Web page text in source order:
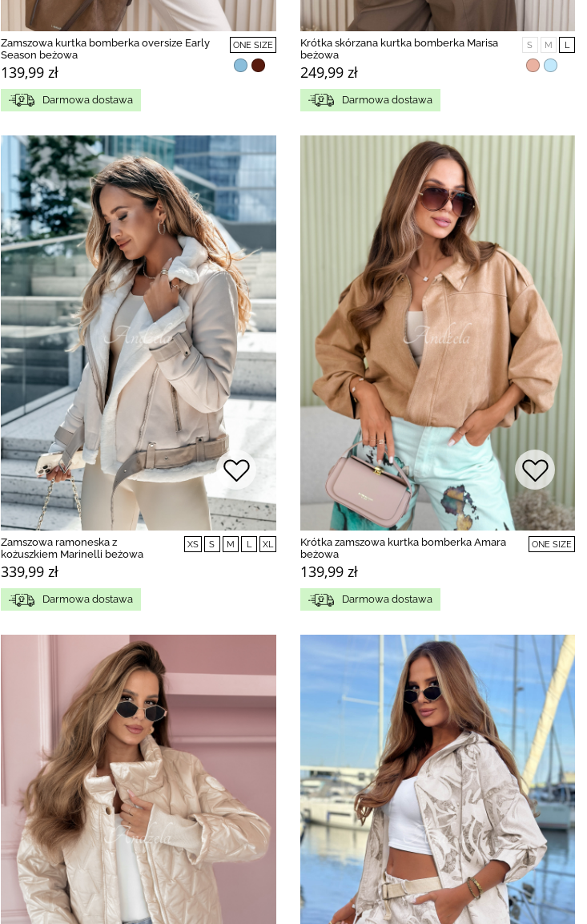
Zamszowa kurtka bomberka oversize Early
Season beżowa
139,99 zł
ONE SIZE
Darmowa dostawa
Krótka skórzana kurtka bomberka Marisa
beżowa
249,99 zł
S M L
Darmowa dostawa
Zamszowa ramoneska z
kożuszkiem Marinelli beżowa
339,99 zł
XS S M L XL
Darmowa dostawa
Krótka zamszowa kurtka bomberka Amara
beżowa
139,99 zł
ONE SIZE
Darmowa dostawa